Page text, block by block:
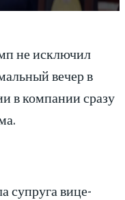
не исключил
вечер в
в компании сразу
супруга вице-